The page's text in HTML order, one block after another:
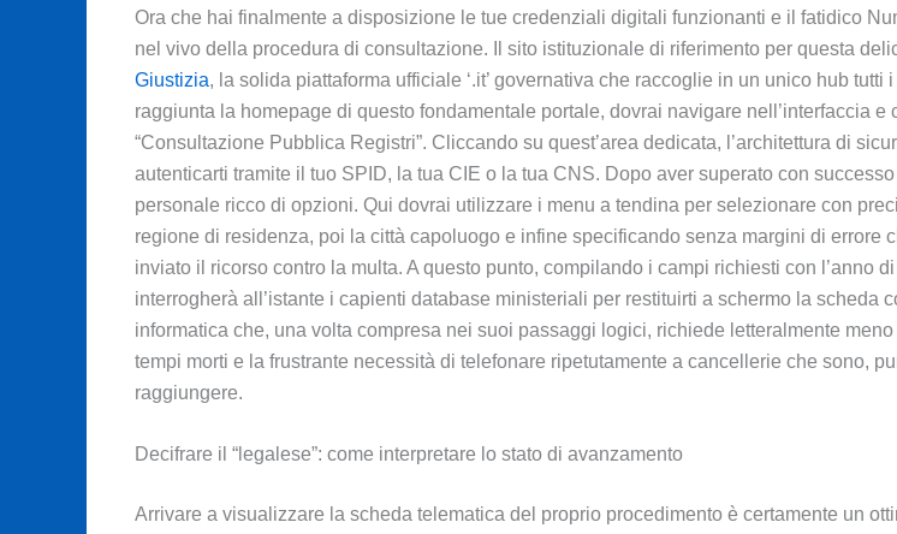
Ora che hai finalmente a disposizione le tue credenziali digitali funzionanti e il fatidico
nel vivo della procedura di consultazione. Il sito istituzionale di riferimento per questa
Giustizia, la solida piattaforma ufficiale ‘.it’ governativa che raccoglie in un unico hub
raggiunta la homepage di questo fondamentale portale, dovrai navigare nell’interfaccia
“Consultazione Pubblica Registri”. Cliccando su quest’area dedicata, l’architettura di
autenticarti tramite il tuo SPID, la tua CIE o la tua CNS. Dopo aver superato con
personale ricco di opzioni. Qui dovrai utilizzare i menu a tendina per selezionare con
regione di residenza, poi la città capoluogo e infine specificando senza margini di errore
inviato il ricorso contro la multa. A questo punto, compilando i campi richiesti con
interrogherà all’istante i capienti database ministeriali per restituirti a schermo la scheda
informatica che, una volta compresa nei suoi passaggi logici, richiede letteralmente
tempi morti e la frustrante necessità di telefonare ripetutamente a cancellerie che sono,
raggiungere.
Decifrare il “legalese”: come interpretare lo stato di avanzamento
Arrivare a visualizzare la scheda telematica del proprio procedimento è certamente un